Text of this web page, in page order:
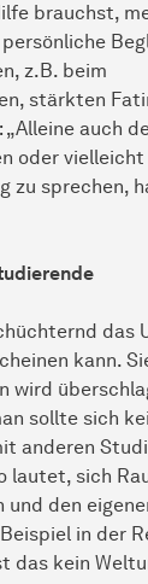
brauchst,
z.B. beim
stärkten
auch
oder vielleicht
zu sprechen,
das
kann.
wird
sollte sich
anderen
lautet, sich
und den
in der
das kein